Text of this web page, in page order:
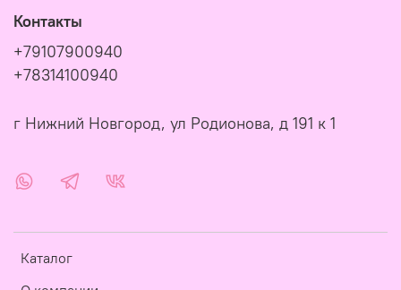
Каталог
Контакты
+79107900940
+78314100940
г Нижний Новгород, ул Родионова, д 191 к 1